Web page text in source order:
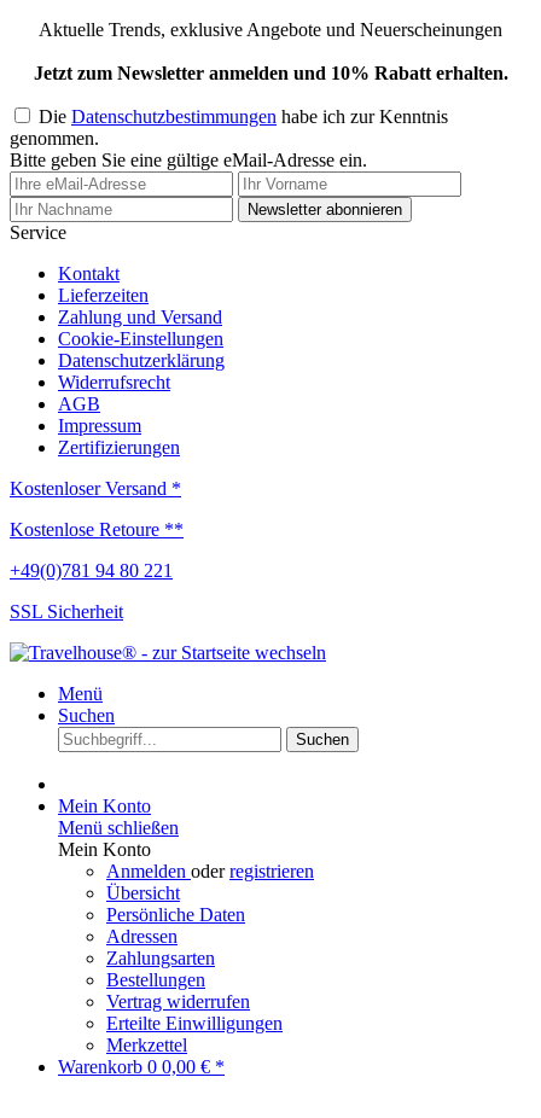
Aktuelle Trends, exklusive Angebote und Neuerscheinungen
Jetzt zum Newsletter anmelden und 10% Rabatt erhalten.
Die Datenschutzbestimmungen habe ich zur Kenntnis
genommen.
Bitte geben Sie eine gültige eMail-Adresse ein.
Newsletter abonnieren
Service
Kontakt
Lieferzeiten
Zahlung und Versand
Cookie-Einstellungen
Datenschutzerklärung
Widerrufsrecht
AGB
Impressum
Zertifizierungen
Kostenloser Versand *
Kostenlose Retoure **
+49(0)781 94 80 221
SSL Sicherheit
Menü
Suchen
Suchen
Mein Konto
Menü schließen
Mein Konto
Anmelden oderregistrieren
Übersicht
Persönliche Daten
Adressen
Zahlungsarten
Bestellungen
Vertrag widerrufen
Erteilte Einwilligungen
Merkzettel
Warenkorb 0 0,00 € *